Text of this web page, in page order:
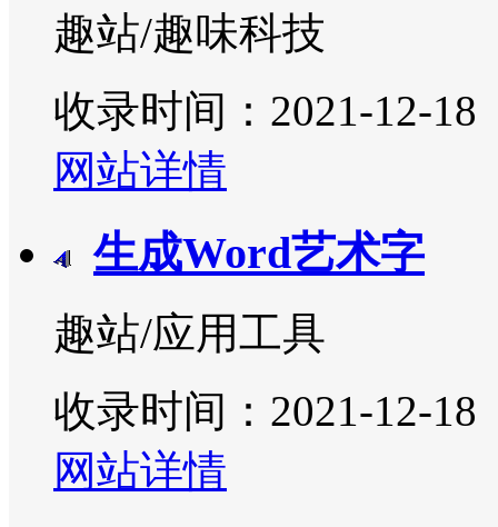
趣站/趣味科技
收录时间：2021-12-18
网站详情
生成Word艺术字
趣站/应用工具
收录时间：2021-12-18
网站详情